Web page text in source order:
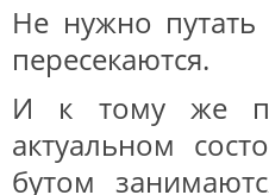
Не нужно
пересекаются.
И к тому же
актуальном
бутом